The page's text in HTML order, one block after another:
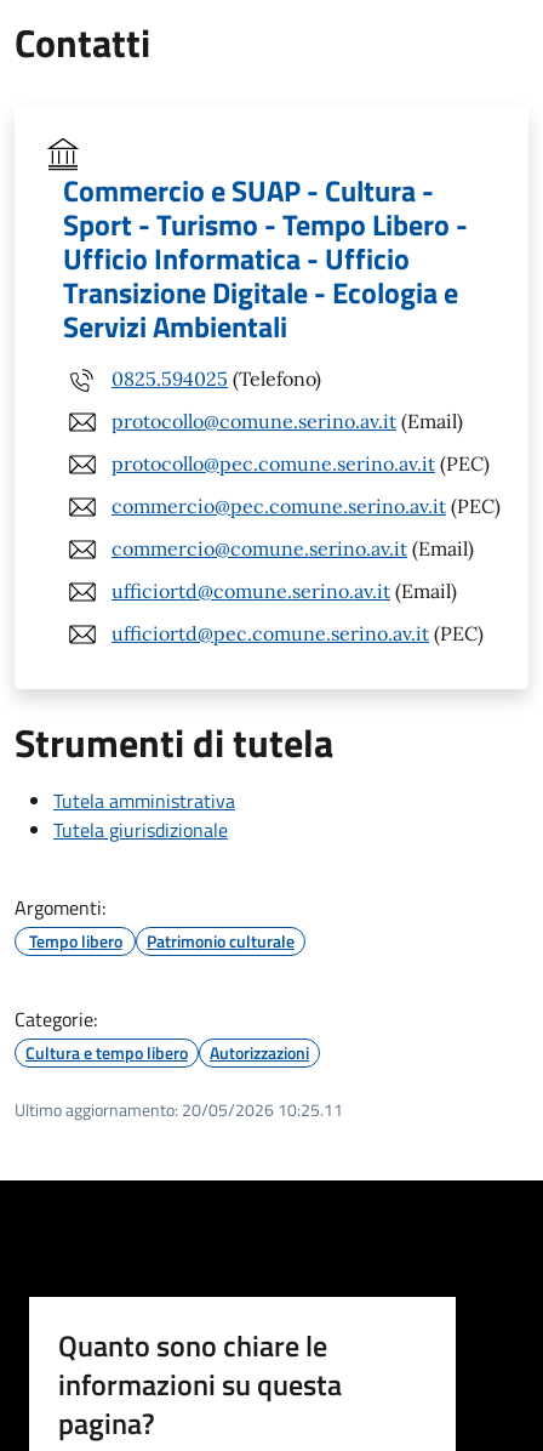
Contatti
Commercio e SUAP - Cultura -
Sport - Turismo - Tempo Libero -
Ufficio Informatica - Ufficio
Transizione Digitale - Ecologia e
Servizi Ambientali
0825.594025 (Telefono)
protocollo@comune.serino.av.it (Email)
protocollo@pec.comune.serino.av.it (PEC)
commercio@pec.comune.serino.av.it (PEC)
commercio@comune.serino.av.it (Email)
ufficiortd@comune.serino.av.it (Email)
ufficiortd@pec.comune.serino.av.it (PEC)
Strumenti di tutela
Tutela amministrativa
Tutela giurisdizionale
Argomenti:
Tempo libero Patrimonio culturale
Categorie:
Cultura e tempo libero Autorizzazioni
Ultimo aggiornamento: 20/05/2026 10:25.11
Quanto sono chiare le
informazioni su questa
pagina?